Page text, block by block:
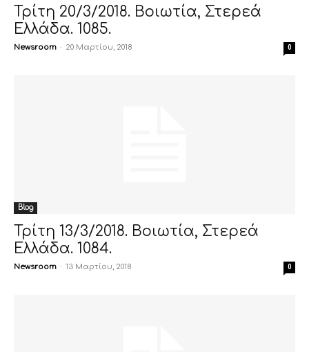
Τρίτη 20/3/2018. Βοιωτία, Στερεά
Ελλάδα. 1085.
Newsroom - 20 Μαρτίου, 2018 0
Blog
Τρίτη 13/3/2018. Βοιωτία, Στερεά
Ελλάδα. 1084.
Newsroom - 13 Μαρτίου, 2018 0